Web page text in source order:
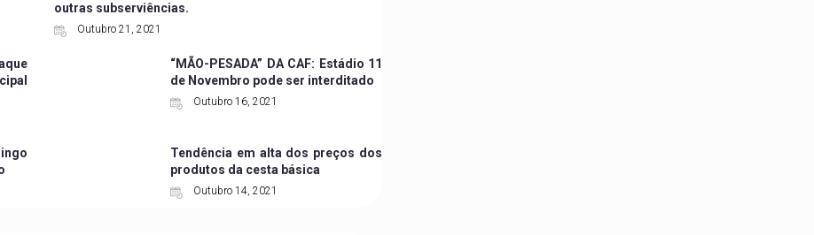
outras subserviências.
Outubro 21, 2021
“MÃO-PESADA” DA CAF: Estádio 11
de Novembro pode ser interditado
Outubro 16, 2021
Tendência em alta dos preços dos
produtos da cesta básica
Outubro 14, 2021